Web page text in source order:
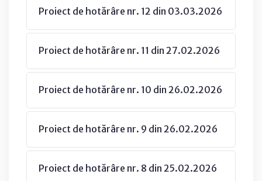
Proiect de hotărâre nr. 12 din 03.03.2026
Proiect de hotărâre nr. 11 din 27.02.2026
Proiect de hotărâre nr. 10 din 26.02.2026
Proiect de hotărâre nr. 9 din 26.02.2026
Proiect de hotărâre nr. 8 din 25.02.2026